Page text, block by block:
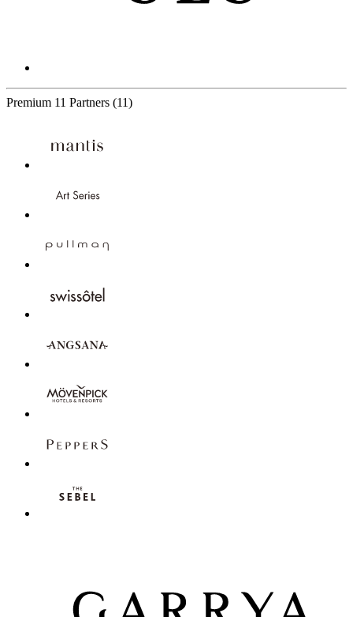
Premium 11 Partners (11)